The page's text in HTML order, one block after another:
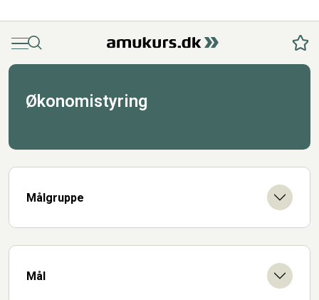
MenuSøg
Økonomistyring
Målgruppe
Mål